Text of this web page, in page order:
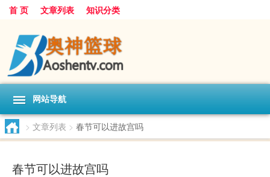
首 页 文章列表 知识分类
网站导航
> 文章列表 > 春节可以进故宫吗
春节可以进故宫吗